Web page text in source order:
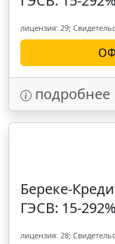
лицензия: 29;
подробнее
Береке-
ГЭСВ: 15-292%
лицензия: 28;